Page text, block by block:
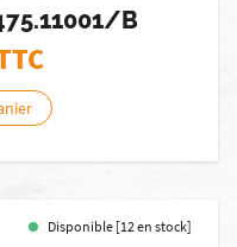
B
Disponible [12 en stock]